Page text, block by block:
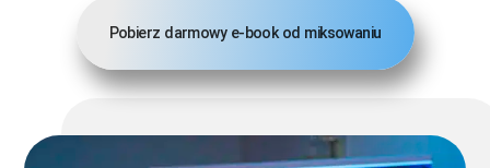
Pobierz darmowy e-book od miksowaniu